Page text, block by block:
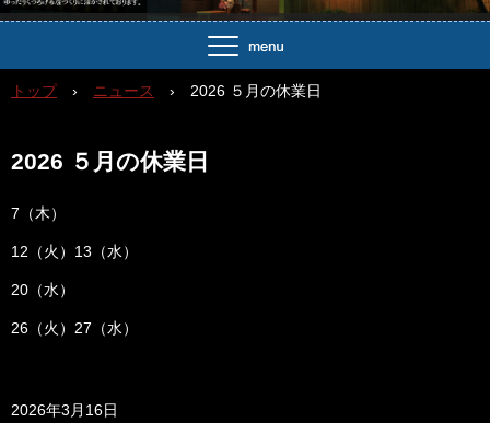
トップ › ニュース › 2026 ５月の休業日
2026 ５月の休業日
7（木）
12（火）13（水）
20（水）
26（火）27（水）
2026年3月16日